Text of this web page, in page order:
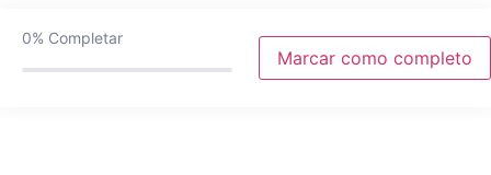
0% Completar
Marcar como completo